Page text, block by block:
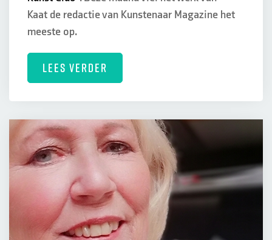
Kaat de redactie van Kunstenaar Magazine het
meeste op.
LEES VERDER